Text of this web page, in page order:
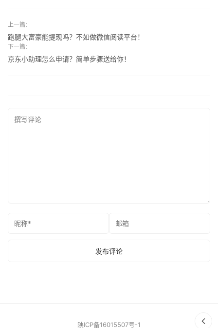
上一篇：
跑腿大富豪能提现吗？不如做微信阅读平台！
下一篇：
京东小助理怎么申请？简单步骤送给你！
陕ICP备16015507号-1